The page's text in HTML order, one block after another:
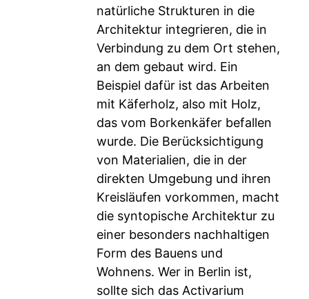
natürliche Strukturen in die
Architektur integrieren, die in
Verbindung zu dem Ort stehen,
an dem gebaut wird. Ein
Beispiel dafür ist das Arbeiten
mit Käferholz, also mit Holz,
das vom Borkenkäfer befallen
wurde. Die Berücksichtigung
von Materialien, die in der
direkten Umgebung und ihren
Kreisläufen vorkommen, macht
die syntopische Architektur zu
einer besonders nachhaltigen
Form des Bauens und
Wohnens. Wer in Berlin ist,
sollte sich das Activarium